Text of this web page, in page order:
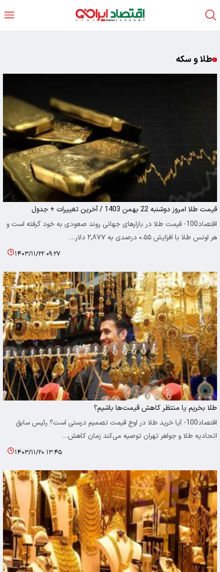
طلا و سکه
قیمت طلا امروز دوشنبه 22 بهمن 1403 / آخرین تغییرات + جدول
اقتصاد100- قیمت طلا در بازارهای جهانی روند صعودی به خود گرفته است و
هر اونس طلا با افزایش ۰.۵۵ درصدی به ۲,۸۷۷ دلار…
۱۴۰۳/۱۱/۲۲ ۰۹:۲۷
طلا بخریم یا منتظر کاهش قیمت‌ها باشیم؟
اقتصاد100- آیا خرید طلا در اوج قیمت تصمیم درستی است؟ رئیس سابق
اتحادیه طلا و جواهر تهران توصیه می‌کند زمان کاهش…
۱۴۰۳/۱۱/۲۰ ۱۳:۴۵